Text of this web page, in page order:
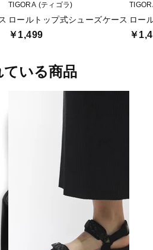
TIGORA (ティゴラ)
ロールトップ式シューズケース
￥1,499
ロー
￥
ている商品